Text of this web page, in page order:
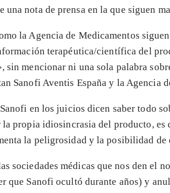
una nota de prensa en la que siguen
la Agencia de Medicamentos
terapéutica/científica del
sin mencionar ni una sola palabra
Sanofi Aventis España y la Agencia
en los juicios dicen saber todo
la propia idiosincrasia del producto,
la peligrosidad y la posibilidad
sociedades médicas que nos den el
que Sanofi ocultó durante años) y